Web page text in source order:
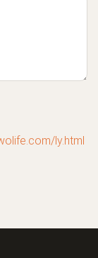
ly.html